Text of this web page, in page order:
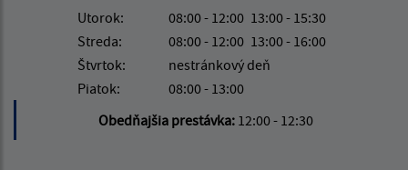
Utorok:
08:00 - 12:00 13:00 - 15:30
Streda:
08:00 - 12:00 13:00 - 16:00
Štvrtok:
nestránkový deň
Piatok:
08:00 - 13:00
Obedňajšia prestávka: 12:00 - 12:30